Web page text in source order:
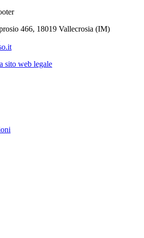
466, 18019 Vallecrosia (IM)